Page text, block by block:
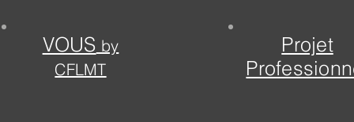
VOUS by
CFLMT
Projet